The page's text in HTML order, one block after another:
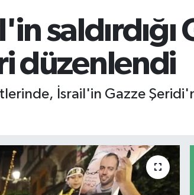
düzenlendi
İsrail'in Gazze